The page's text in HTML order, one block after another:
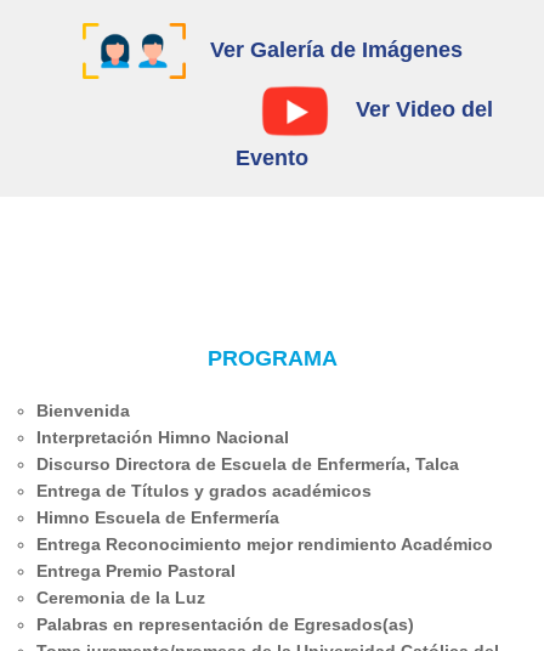
Ver Galería de Imágenes
Ver Video del
Evento
PROGRAMA
Bienvenida
Interpretación Himno Nacional
Discurso Directora de Escuela de Enfermería, Talca
Entrega de Títulos y grados académicos
Himno Escuela de Enfermería
Entrega Reconocimiento mejor rendimiento Académico
Entrega Premio Pastoral
Ceremonia de la Luz
Palabras en representación de Egresados(as)